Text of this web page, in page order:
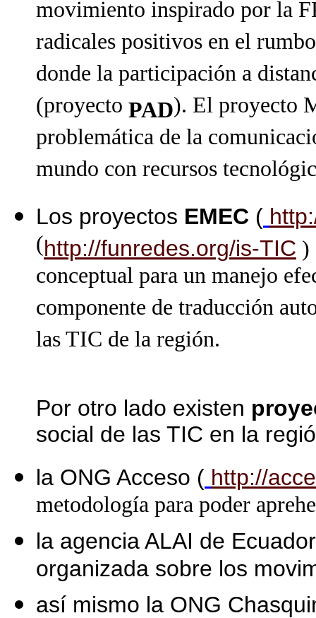
movimiento inspirado por la
radicales positivos en el
donde la participación a
(proyecto PAD). El proyecto
problemática de la
mundo con recursos
Los proyectos EMEC (
(http://funredes.org/is-TIC )
conceptual para un manejo
componente de traducción
las TIC de la región.
Por otro lado existen
social de las TIC en la
la ONG Acceso ( http://
metodología para poder
la agencia ALAI de
organizada sobre los
así mismo la ONG